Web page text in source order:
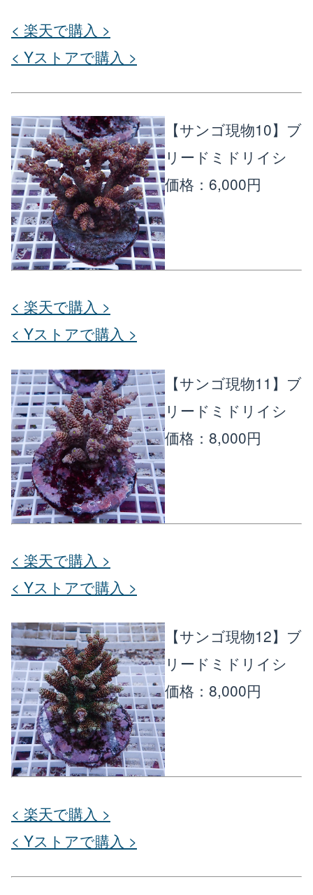
< 楽天で購入 >
< Yストアで購入 >
【サンゴ現物10】ブ
リードミドリイシ
価格：6,000円
< 楽天で購入 >
< Yストアで購入 >
【サンゴ現物11】ブ
リードミドリイシ
価格：8,000円
< 楽天で購入 >
< Yストアで購入 >
【サンゴ現物12】ブ
リードミドリイシ
価格：8,000円
< 楽天で購入 >
< Yストアで購入 >